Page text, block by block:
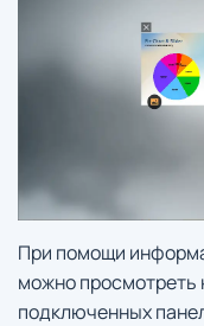
При помощи
можно
подключенных